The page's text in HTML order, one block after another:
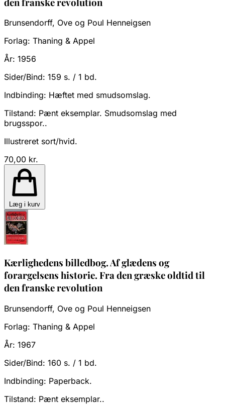
Brunsendorff, Ove og Poul Henneigsen
Forlag: Thaning & Appel
År: 1956
Sider/Bind: 159 s. / 1 bd.
Indbinding: Hæftet med smudsomslag.
Tilstand: Pænt eksemplar. Smudsomslag med
brugsspor..
Illustreret sort/hvid.
70,00 kr.
Læg i kurv
Kærlighedens billedbog. Af glædens og
forargelsens historie. Fra den græske oldtid til
den franske revolution
Brunsendorff, Ove og Poul Henneigsen
Forlag: Thaning & Appel
År: 1967
Sider/Bind: 160 s. / 1 bd.
Indbinding: Paperback.
Tilstand: Pænt eksemplar..